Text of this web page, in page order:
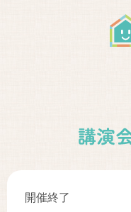
開催終了